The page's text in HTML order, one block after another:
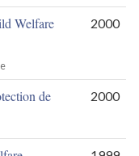
Welfare
2000
de
2000